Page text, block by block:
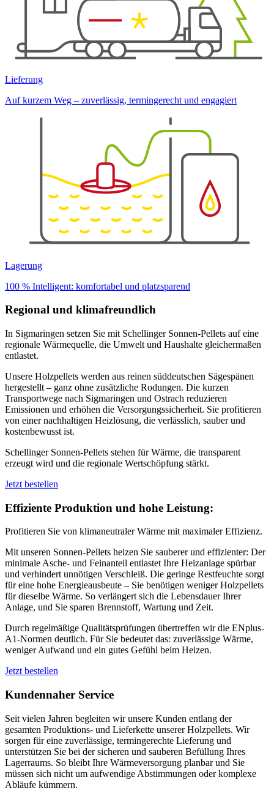
Lieferung
Auf kurzem Weg – zuverlässig, termingerecht und engagiert
Lagerung
100 % Intelligent: komfortabel und platzsparend
Regional und klimafreundlich
In Sigmaringen setzen Sie mit Schellinger Sonnen-Pellets auf eine
regionale Wärmequelle, die Umwelt und Haushalte gleichermaßen
entlastet.
Unsere Holzpellets werden aus reinen süddeutschen Sägespänen
hergestellt – ganz ohne zusätzliche Rodungen. Die kurzen
Transportwege nach Sigmaringen und Ostrach reduzieren
Emissionen und erhöhen die Versorgungssicherheit. Sie profitieren
von einer nachhaltigen Heizlösung, die verlässlich, sauber und
kostenbewusst ist.
Schellinger Sonnen-Pellets stehen für Wärme, die transparent
erzeugt wird und die regionale Wertschöpfung stärkt.
Jetzt bestellen
Effiziente Produktion und hohe Leistung:
Profitieren Sie von klimaneutraler Wärme mit maximaler Effizienz.
Mit unseren Sonnen-Pellets heizen Sie sauberer und effizienter: Der
minimale Asche- und Feinanteil entlastet Ihre Heizanlage spürbar
und verhindert unnötigen Verschleiß. Die geringe Restfeuchte sorgt
für eine hohe Energieausbeute – Sie benötigen weniger Holzpellets
für dieselbe Wärme. So verlängert sich die Lebensdauer Ihrer
Anlage, und Sie sparen Brennstoff, Wartung und Zeit.
Durch regelmäßige Qualitätsprüfungen übertreffen wir die ENplus-
A1-Normen deutlich. Für Sie bedeutet das: zuverlässige Wärme,
weniger Aufwand und ein gutes Gefühl beim Heizen.
Jetzt bestellen
Kundennaher Service
Seit vielen Jahren begleiten wir unsere Kunden entlang der
gesamten Produktions- und Lieferkette unserer Holzpellets. Wir
sorgen für eine zuverlässige, termingerechte Lieferung und
unterstützen Sie bei der sicheren und sauberen Befüllung Ihres
Lagerraums. So bleibt Ihre Wärmeversorgung planbar und Sie
müssen sich nicht um aufwendige Abstimmungen oder komplexe
Abläufe kümmern.